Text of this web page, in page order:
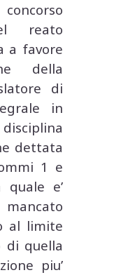
reato
a favore
della
di
in
dettata
1 e
e’
al limite
quella
piu’